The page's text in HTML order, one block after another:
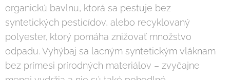
organickú bavlnu, ktorá sa pestuje bez
syntetických pesticídov, alebo recyklovaný
polyester, ktorý pomáha znižovať množstvo
odpadu. Vyhýbaj sa lacným syntetickým vláknam
bez prímesi prírodných materiálov – zvyčajne